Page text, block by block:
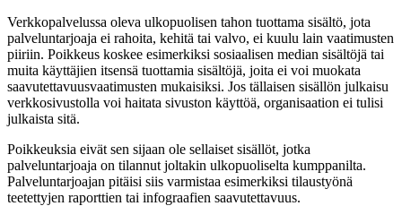
Verkkopalvelussa oleva ulkopuolisen tahon tuottama sisältö, jota
palveluntarjoaja ei rahoita, kehitä tai valvo, ei kuulu lain vaatimusten
piiriin. Poikkeus koskee esimerkiksi sosiaalisen median sisältöjä tai
muita käyttäjien itsensä tuottamia sisältöjä, joita ei voi muokata
saavutettavuusvaatimusten mukaisiksi. Jos tällaisen sisällön julkaisu
verkkosivustolla voi haitata sivuston käyttöä, organisaation ei tulisi
julkaista sitä.
Poikkeuksia eivät sen sijaan ole sellaiset sisällöt, jotka
palveluntarjoaja on tilannut joltakin ulkopuoliselta kumppanilta.
Palveluntarjoajan pitäisi siis varmistaa esimerkiksi tilaustyönä
teetettyjen raporttien tai infograafien saavutettavuus.